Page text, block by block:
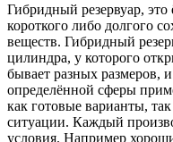
Гибридный резервуар, это
короткого либо долгого
веществ. Гибридный
цилиндра, у которого
бывает разных размеров,
определённой сферы
как готовые варианты,
ситуации. Каждый
условия. Например